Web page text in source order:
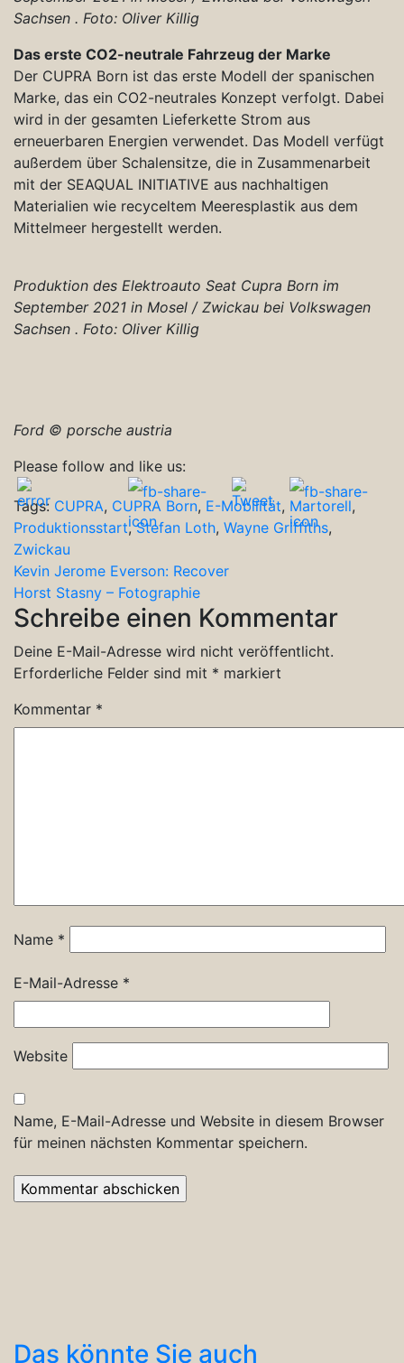
Sachsen . Foto: Oliver Killig
Das erste CO2-neutrale Fahrzeug der Marke
Der CUPRA Born ist das erste Modell der spanischen
Marke, das ein CO2-neutrales Konzept verfolgt. Dabei
wird in der gesamten Lieferkette Strom aus
erneuerbaren Energien verwendet. Das Modell verfügt
außerdem über Schalensitze, die in Zusammenarbeit
mit der SEAQUAL INITIATIVE aus nachhaltigen
Materialien wie recyceltem Meeresplastik aus dem
Mittelmeer hergestellt werden.
Produktion des Elektroauto Seat Cupra Born im
September 2021 in Mosel / Zwickau bei Volkswagen
Sachsen . Foto: Oliver Killig
Ford © porsche austria
Please follow and like us:
Tags: CUPRA, CUPRA Born, E-Mobilität, Martorell,
Produktionsstart,Stefan Loth, Wayne Griffiths,
Zwickau
Beitragsnavigation
Kevin Jerome Everson: Recover
Horst Stasny – Fotographie
Schreibe einen Kommentar
Deine E-Mail-Adresse wird nicht veröffentlicht.
Erforderliche Felder sind mit * markiert
Kommentar *
Name *
E-Mail-Adresse *
Website
Name, E-Mail-Adresse und Website in diesem Browser
für meinen nächsten Kommentar speichern.
Das könnte Sie auch